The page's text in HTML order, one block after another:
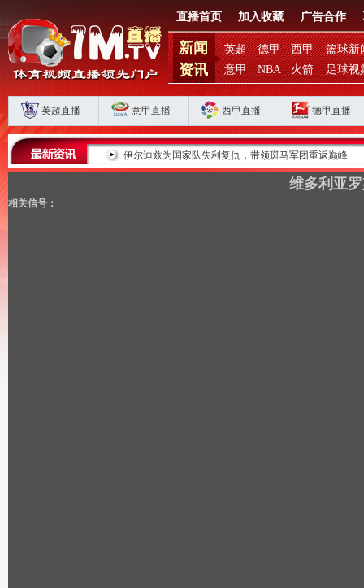
直播首页 加入收藏 广告合作
新闻
资讯
英超 德甲 西甲
篮球新
意甲
NBA 火箭 足球视
英超直播 意甲直播 西甲直播 德甲直播
扣分时代生存 伊尔迪兹为国家队失利复仇，带领斑马军团重返巅峰
维多利亚
相关信号：